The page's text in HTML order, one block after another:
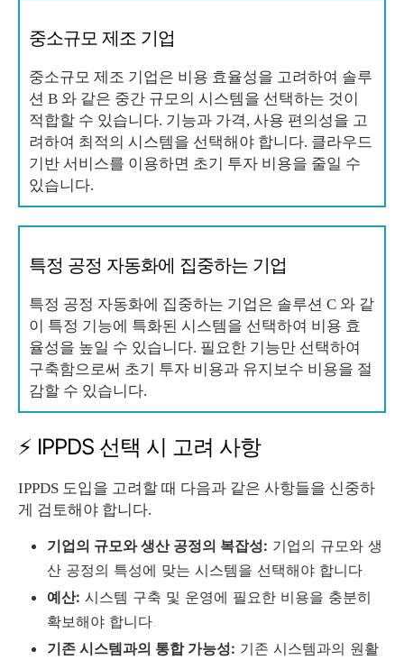
중소규모 제조 기업
중소규모 제조 기업은 비용 효율성을 고려하여 솔루
션 B 와 같은 중간 규모의 시스템을 선택하는 것이
적합할 수 있습니다. 기능과 가격, 사용 편의성을 고
려하여 최적의 시스템을 선택해야 합니다. 클라우드
기반 서비스를 이용하면 초기 투자 비용을 줄일 수
있습니다.
특정 공정 자동화에 집중하는 기업
특정 공정 자동화에 집중하는 기업은 솔루션 C 와 같
이 특정 기능에 특화된 시스템을 선택하여 비용 효
율성을 높일 수 있습니다. 필요한 기능만 선택하여
구축함으로써 초기 투자 비용과 유지보수 비용을 절
감할 수 있습니다.
⚡ IPPDS 선택 시 고려 사항
IPPDS 도입을 고려할 때 다음과 같은 사항들을 신중하
게 검토해야 합니다.
기업의 규모와 생산 공정의 복잡성: 기업의 규모와 생
산 공정의 특성에 맞는 시스템을 선택해야 합니다.
예산: 시스템 구축 및 운영에 필요한 비용을 충분히
확보해야 합니다.
기존 시스템과의 통합 가능성: 기존 시스템과의 원활